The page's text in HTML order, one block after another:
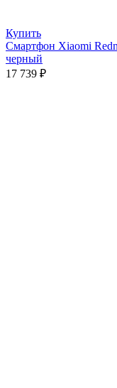
Купить
Смартфон Xiaomi
черный
17 739 ₽